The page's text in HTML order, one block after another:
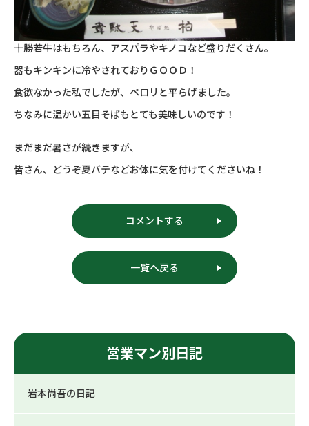
十勝若牛はもちろん、アスパラやキノコなど盛りだくさん。
器もキンキンに冷やされておりＧＯＯＤ！
食欲なかった私でしたが、ペロリと平らげました。
ちなみに温かい五目そばもとても美味しいのです！
まだまだ暑さが続きますが、
皆さん、どうぞ夏バテなどお体に気を付けてくださいね！
コメントする
一覧へ戻る
営業マン別日記
岩本尚吾の日記